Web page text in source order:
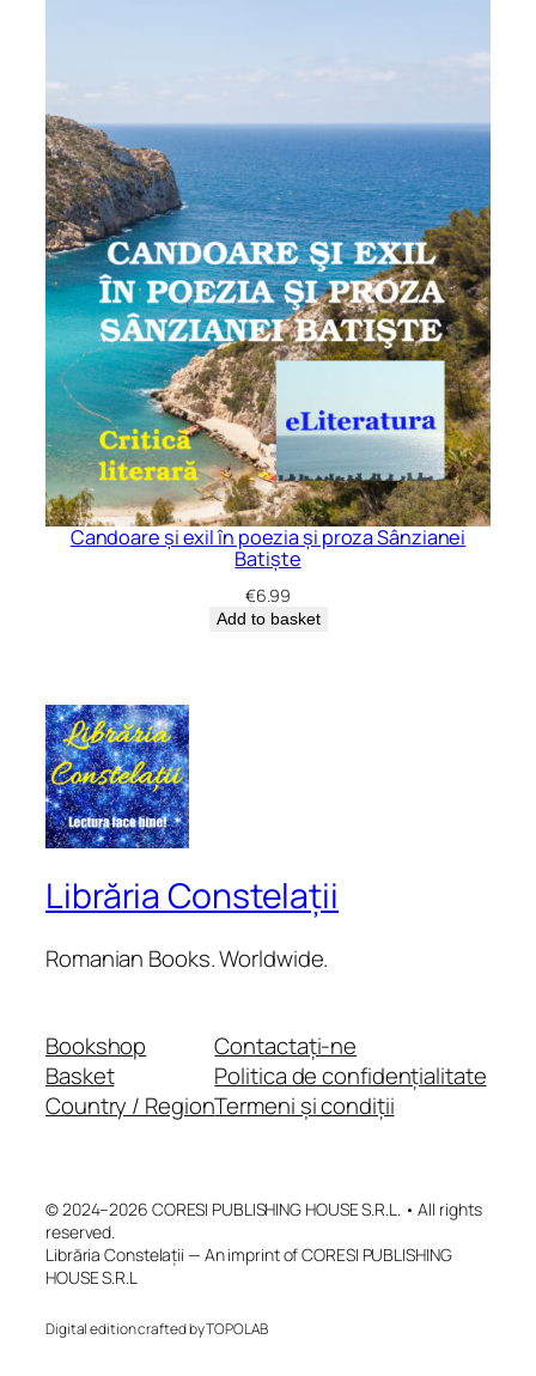
Candoare și exil în poezia și proza Sânzianei
Batiște
€6.99
Add to basket
Librăria Constelații
Romanian Books. Worldwide.
Bookshop
Basket
Country / Region
Contactați-ne
Politica de confidențialitate
Termeni și condiții
© 2024–2026 CORESI PUBLISHING HOUSE S.R.L. • All rights
reserved.
Librăria Constelații — An imprint of CORESI PUBLISHING
HOUSE S.R.L
Digital edition crafted by TOPOLAB